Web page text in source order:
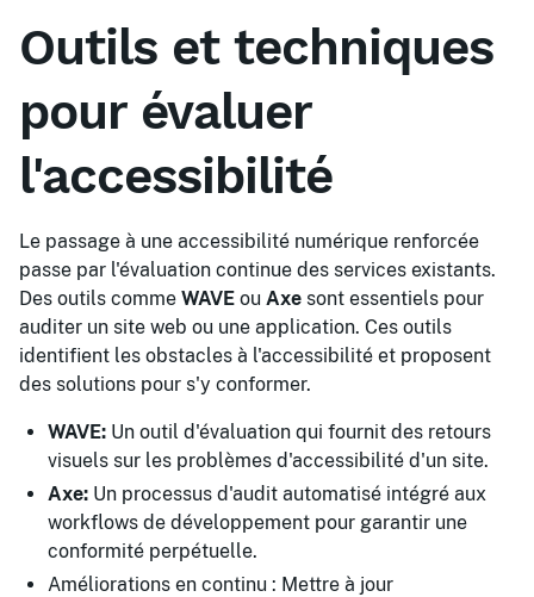
Outils et techniques
pour évaluer
l'accessibilité
Le passage à une accessibilité numérique renforcée
passe par l'évaluation continue des services existants.
Des outils comme WAVE ou Axe sont essentiels pour
auditer un site web ou une application. Ces outils
identifient les obstacles à l'accessibilité et proposent
des solutions pour s'y conformer.
WAVE: Un outil d'évaluation qui fournit des retours
visuels sur les problèmes d'accessibilité d'un site.
Axe: Un processus d'audit automatisé intégré aux
workflows de développement pour garantir une
conformité perpétuelle.
Améliorations en continu : Mettre à jour